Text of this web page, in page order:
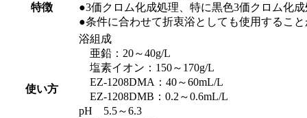
特徴
●3価クロム化成処理、特に黒色3価クロム化
●条件に合わせて折衷浴としても使用するこ
使い方
浴組成
亜鉛：20～40g/L
塩素イオン：150～170g/L
EZ-1208DMA：40～60mL/L
EZ-1208DMB：0.2～0.6mL/L
pH 5.5～6.3